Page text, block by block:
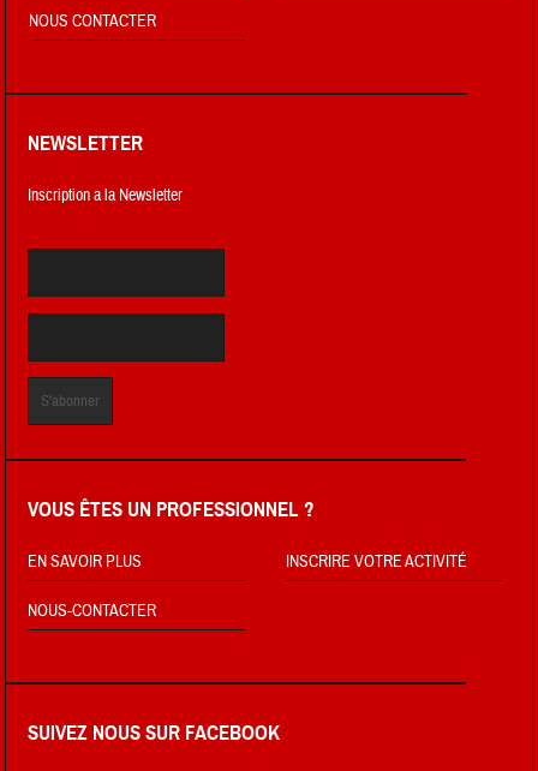
NOUS CONTACTER
NEWSLETTER
Inscription a la Newsletter
VOUS ÊTES UN PROFESSIONNEL ?
EN SAVOIR PLUS INSCRIRE VOTRE ACTIVITÉ
NOUS-CONTACTER
SUIVEZ NOUS SUR FACEBOOK